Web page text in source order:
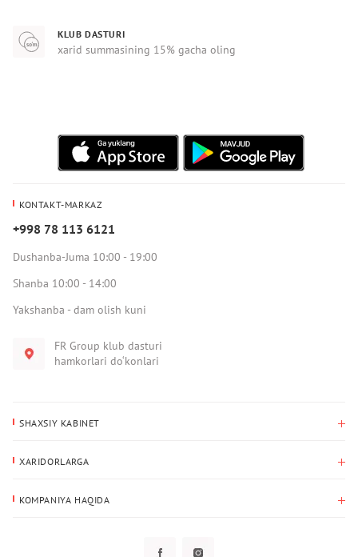
KLUB DASTURI
xarid summasining 15% gacha oling
KONTAKT-MARKAZ
+998 78 113 6121
Dushanba-Juma 10:00 - 19:00
Shanba 10:00 - 14:00
Yakshanba - dam olish kuni
FR Group klub dasturi
hamkorlari do‘konlari
SHAXSIY KABINET
Yetkazib berish manzili
XARIDORLARGA
KOMPANIYA HAQIDA